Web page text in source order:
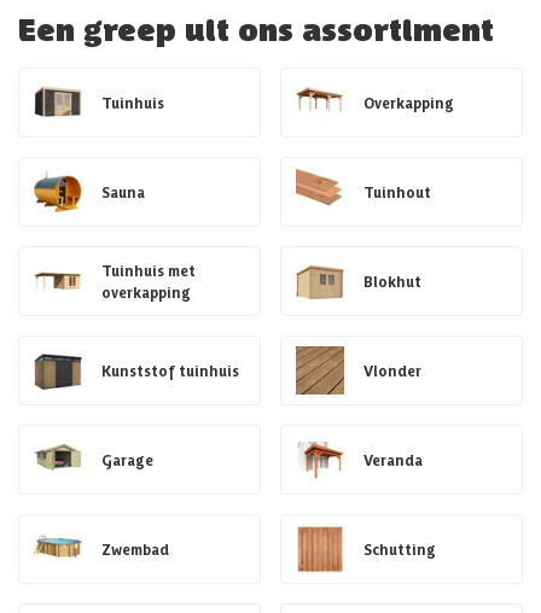
Een greep uit ons assortiment
Tuinhuis Overkapping
Sauna Tuinhout
Tuinhuis met
overkapping
Blokhut
Kunststof tuinhuis Vlonder
Garage Veranda
Zwembad Schutting